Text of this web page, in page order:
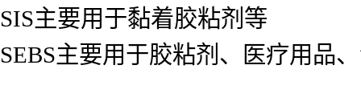
SIS主要用于黏着胶粘剂等
SEBS主要用于胶粘剂、医疗用品